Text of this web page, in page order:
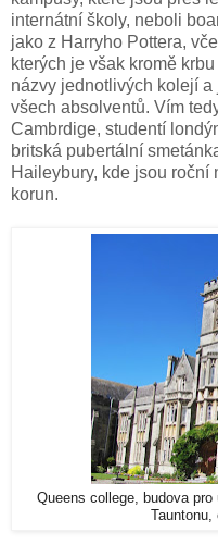
internátní školy, neboli
jako z Harryho Pottera,
kterých je však kromě
názvy jednotlivých kolejí
všech absolventů. Vím
Cambrdige, studentí
britská pubertální
Haileybury, kde jsou
korun.
Queens college, budova